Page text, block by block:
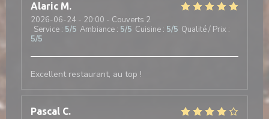
Alaric M
2026-06-24 - 20:00 - Couverts 2
Service : 5/5 Ambiance : 5/5 Cuisine : 5/5 Qualité / Prix :
5/5
Excellent restaurant, au top !
Pascal C